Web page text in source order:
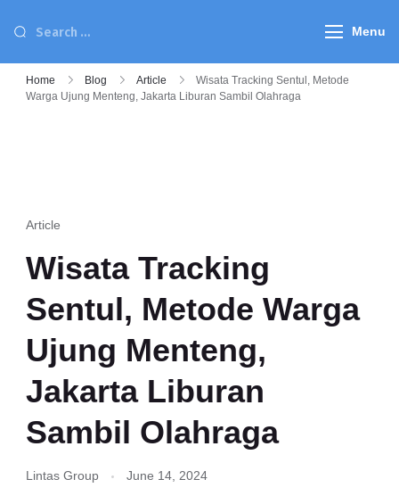
Menu
Home Blog Article
Wisata Tracking Sentul, Metode
Warga Ujung Menteng, Jakarta Liburan Sambil Olahraga
Article
Wisata Tracking
Sentul, Metode Warga
Ujung Menteng,
Jakarta Liburan
Sambil Olahraga
Lintas Group June 14, 2024